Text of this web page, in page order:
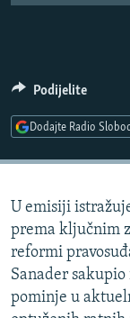
SPECIJALI RSE
VIŠE OD NASLOVA
TV LIBERTY
POST SCRIPTUM
MOJA EVROPA
TRI DECENIJE OD
PRATITE NAS
Sve RFE/RL
Podijelite
Dodajte Radio
U emisiji
prema ključnim
reformi
Sanader
pominje u